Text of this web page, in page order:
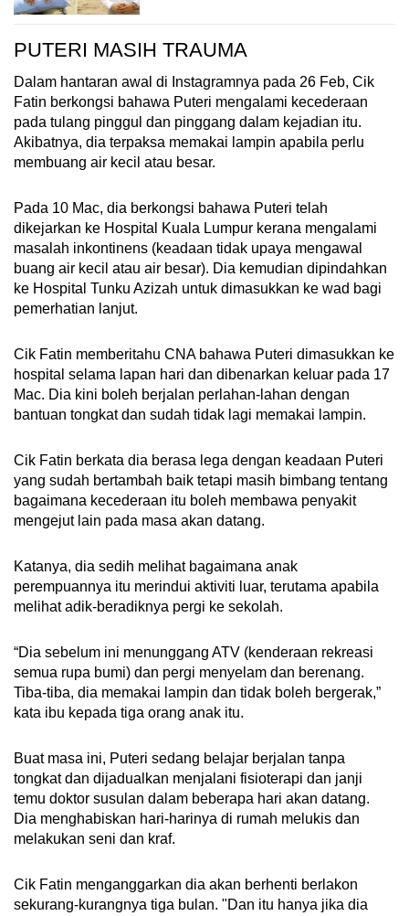
PUTERI MASIH TRAUMA
Dalam hantaran awal di Instagramnya pada 26 Feb, Cik
Fatin berkongsi bahawa Puteri mengalami kecederaan
pada tulang pinggul dan pinggang dalam kejadian itu.
Akibatnya, dia terpaksa memakai lampin apabila perlu
membuang air kecil atau besar.
Pada 10 Mac, dia berkongsi bahawa Puteri telah
dikejarkan ke Hospital Kuala Lumpur kerana mengalami
masalah inkontinens (keadaan tidak upaya mengawal
buang air kecil atau air besar). Dia kemudian dipindahkan
ke Hospital Tunku Azizah untuk dimasukkan ke wad bagi
pemerhatian lanjut.
Cik Fatin memberitahu CNA bahawa Puteri dimasukkan ke
hospital selama lapan hari dan dibenarkan keluar pada 17
Mac. Dia kini boleh berjalan perlahan-lahan dengan
bantuan tongkat dan sudah tidak lagi memakai lampin.
Cik Fatin berkata dia berasa lega dengan keadaan Puteri
yang sudah bertambah baik tetapi masih bimbang tentang
bagaimana kecederaan itu boleh membawa penyakit
mengejut lain pada masa akan datang.
Katanya, dia sedih melihat bagaimana anak
perempuannya itu merindui aktiviti luar, terutama apabila
melihat adik-beradiknya pergi ke sekolah.
“Dia sebelum ini menunggang ATV (kenderaan rekreasi
semua rupa bumi) dan pergi menyelam dan berenang.
Tiba-tiba, dia memakai lampin dan tidak boleh bergerak,”
kata ibu kepada tiga orang anak itu.
Buat masa ini, Puteri sedang belajar berjalan tanpa
tongkat dan dijadualkan menjalani fisioterapi dan janji
temu doktor susulan dalam beberapa hari akan datang.
Dia menghabiskan hari-harinya di rumah melukis dan
melakukan seni dan kraf.
Cik Fatin menganggarkan dia akan berhenti berlakon
sekurang-kurangnya tiga bulan. "Dan itu hanya jika dia